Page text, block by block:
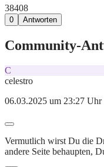
38408
0 Antworten
Community-
C
celestro
06.03.2025 um 23:27 Uhr
Vermutlich wirst Du die
andere Seite behaupten,